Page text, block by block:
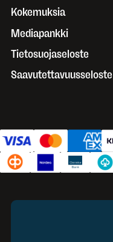
Kokemuksia
Mediapankki
Tietosuojaseloste
Saavutettavuusseloste